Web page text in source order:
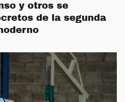
y otros se
de la segunda